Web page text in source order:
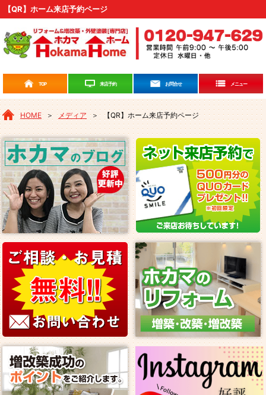
【QR】ホーム来店予約ページ
TOP 来店予約 お問合せ メニュー
HOME ＞ メディア ＞ 【QR】ホーム来店予約ページ